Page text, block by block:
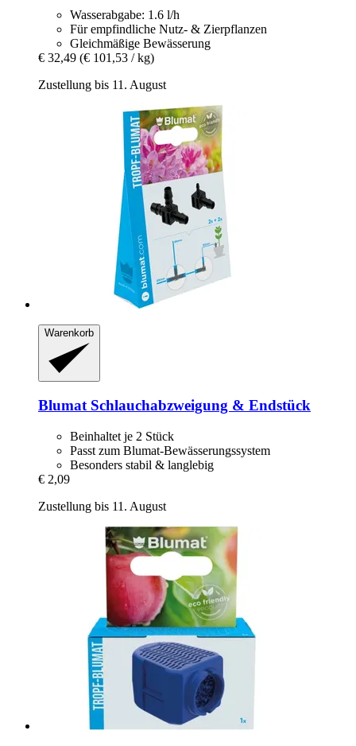
Wasserabgabe: 1.6 l/h
Für empfindliche Nutz- & Zierpflanzen
Gleichmäßige Bewässerung
€ 32,49 (€ 101,53 / kg)
Zustellung bis 11. August
Warenkorb
Blumat Schlauchabzweigung & Endstück
Beinhaltet je 2 Stück
Passt zum Blumat-Bewässerungssystem
Besonders stabil & langlebig
€ 2,09
Zustellung bis 11. August